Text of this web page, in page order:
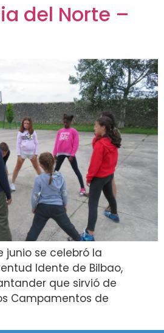
del Norte –
junio se celebró la
Idente de Bilbao,
que sirvió de
Campamentos de